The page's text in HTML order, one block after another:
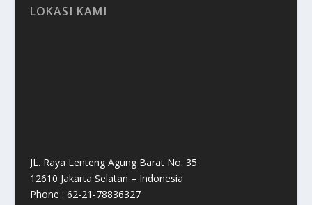
LOKASI KAMI
JL. Raya Lenteng Agung Barat No. 35
12610 Jakarta Selatan – Indonesia
Phone : 62-21-78836327